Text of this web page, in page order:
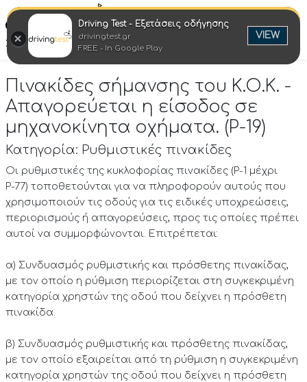
Στροφή στην επιτυχία
Πινακίδες σήμανσης του Κ.Ο.Κ. -
Απαγορεύεται η είσοδος σε
μηχανοκίνητα οχήματα. (P-19)
Κατηγορία: Ρυθμιστικές πινακίδες
Οι ρυθμιστικές της κυκλοφορίας πινακίδες (Ρ-1 μέχρι
Ρ-77) τοποθετούνται για να πληροφορούν αυτούς που
χρησιμοποιούν τις οδούς για τις ειδικές υποχρεώσεις,
περιορισμούς ή απαγορεύσεις, προς τις οποίες πρέπει
αυτοί να συμμορφώνονται. Επιτρέπεται:
α) Συνδυασμός ρυθμιστικής και πρόσθετης πινακίδας,
με τον οποίο η ρύθμιση περιορίζεται στη συγκεκριμένη
κατηγορία χρηστών της οδού που δείχνει η πρόσθετη
πινακίδα.
β) Συνδυασμός ρυθμιστικής και πρόσθετης πινακίδας,
με τον οποίο εξαιρείται από τη ρύθμιση η συγκεκριμένη
κατηγορία χρηστών της οδού που δείχνει η πρόσθετη
Driving Test - Εξετάσεις οδήγησης
drivingtest.gr
FREE - In Google Play
VIEW